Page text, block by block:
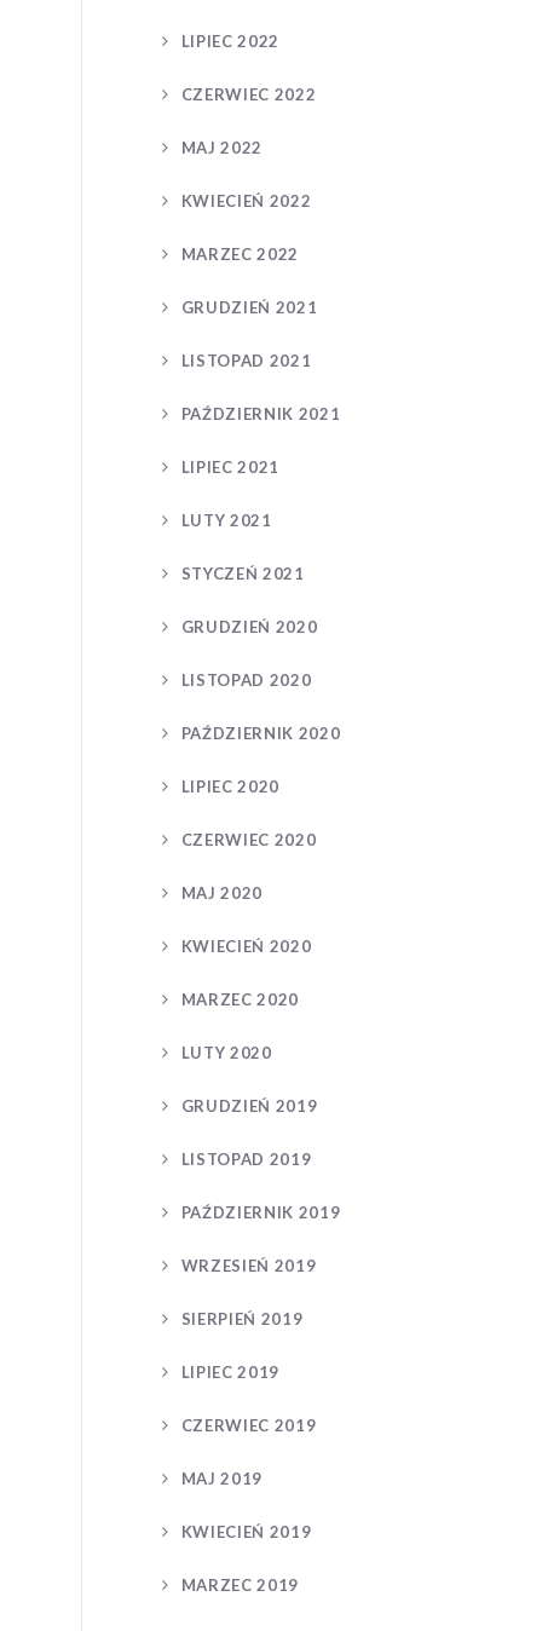
LIPIEC 2022
CZERWIEC 2022
MAJ 2022
KWIECIEŃ 2022
MARZEC 2022
GRUDZIEŃ 2021
LISTOPAD 2021
PAŹDZIERNIK 2021
LIPIEC 2021
LUTY 2021
STYCZEŃ 2021
GRUDZIEŃ 2020
LISTOPAD 2020
PAŹDZIERNIK 2020
LIPIEC 2020
CZERWIEC 2020
MAJ 2020
KWIECIEŃ 2020
MARZEC 2020
LUTY 2020
GRUDZIEŃ 2019
LISTOPAD 2019
PAŹDZIERNIK 2019
WRZESIEŃ 2019
SIERPIEŃ 2019
LIPIEC 2019
CZERWIEC 2019
MAJ 2019
KWIECIEŃ 2019
MARZEC 2019